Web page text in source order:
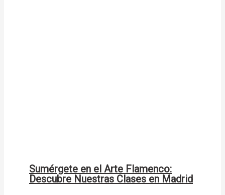
Sumérgete en el Arte Flamenco:
Descubre Nuestras Clases en Madrid